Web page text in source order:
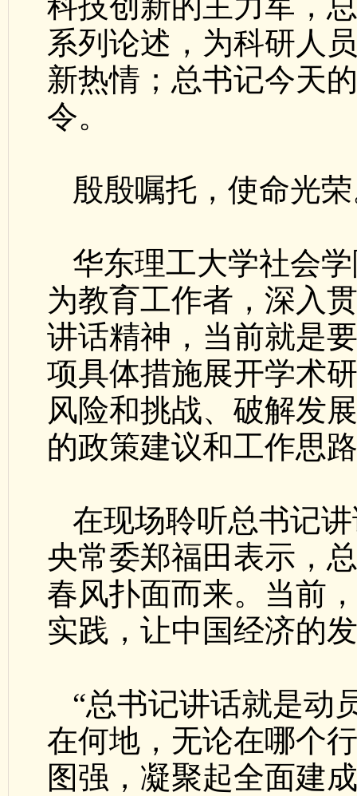
系列论述，为科研人
新热情；总书记今天
令。
殷殷嘱托，使命光
华东理工大学社会
为教育工作者，深入
讲话精神，当前就是
项具体措施展开学术
风险和挑战、破解发
的政策建议和工作思
在现场聆听总书记
央常委郑福田表示，
春风扑面而来。当前
实践，让中国经济的
“总书记讲话就是动
在何地，无论在哪个
图强，凝聚起全面建